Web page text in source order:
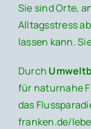
Sie sind Orte,
Alltagsstress
lassen kann.
Durch
für naturnahe
das
franken.de/